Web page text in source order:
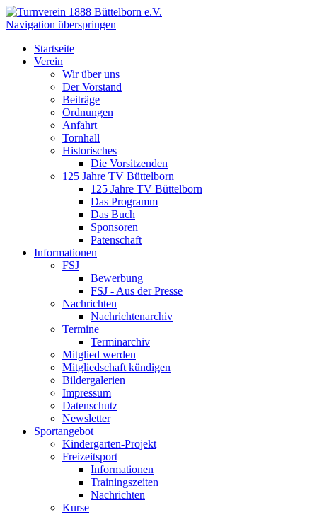
Navigation überspringen
Startseite
Verein
Wir über uns
Der Vorstand
Beiträge
Ordnungen
Anfahrt
Tornhall
Historisches
Die Vorsitzenden
125 Jahre TV Büttelborn
125 Jahre TV Büttelborn
Das Programm
Das Buch
Sponsoren
Patenschaft
Informationen
FSJ
Bewerbung
FSJ - Aus der Presse
Nachrichten
Nachrichtenarchiv
Termine
Terminarchiv
Mitglied werden
Mitgliedschaft kündigen
Bildergalerien
Impressum
Datenschutz
Newsletter
Sportangebot
Kindergarten-Projekt
Freizeitsport
Informationen
Trainingszeiten
Nachrichten
Kurse